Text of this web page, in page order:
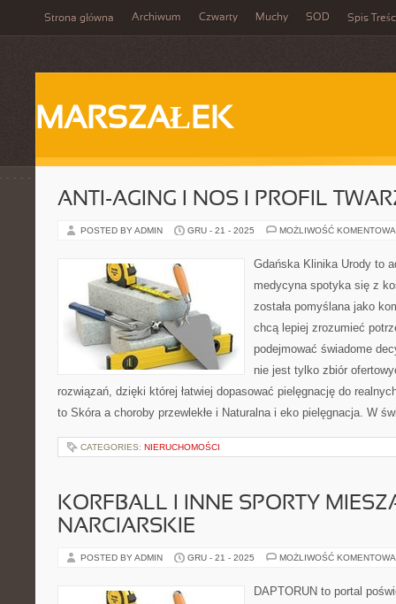
Strona główna Archiwum Czwarty Muchy SOD Spis
MARSZAŁEK
ANTI-AGING I NOS I PROFIL
POSTED BY ADMIN GRU - 21 - 2025 MOŻLIWOŚĆ
Gdańska Klinika Urody to
medycyna spotyka się z
została pomyślana jako
chcą lepiej zrozumieć
podejmować świadome
nie jest tylko zbiór
rozwiązań, dzięki której łatwiej dopasować pielęgnację do
to Skóra a choroby przewlekłe i Naturalna i eko pielęgnacja. W
CATEGORIES: NIERUCHOMOŚCI
KORFBALL I INNE SPORTY
NARCIARSKIE
POSTED BY ADMIN GRU - 21 - 2025 MOŻLIWOŚĆ
DAPTORUN to portal